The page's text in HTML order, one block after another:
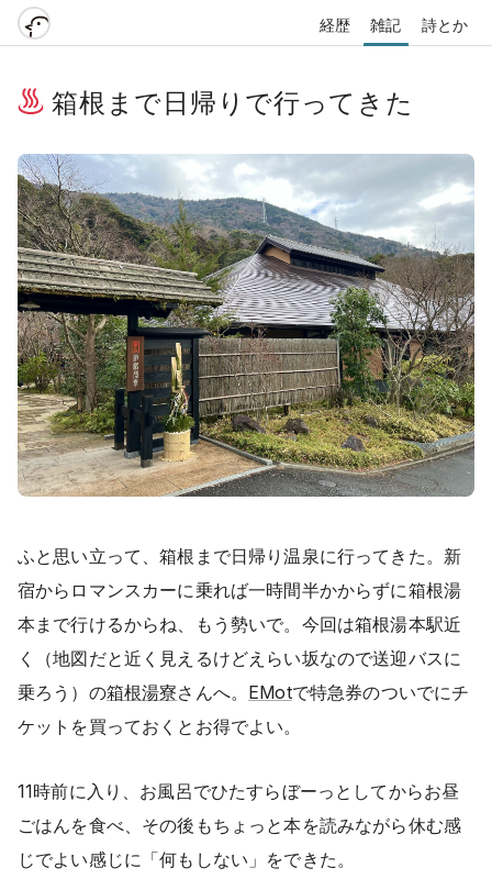
経歴 雑記 詩とか
箱根まで日帰りで行ってきた
ふと思い立って、箱根まで日帰り温泉に行ってきた。新
宿からロマンスカーに乗れば一時間半かからずに箱根湯
本まで行けるからね、もう勢いで。今回は箱根湯本駅近
く（地図だと近く見えるけどえらい坂なので送迎バスに
乗ろう）の箱根湯寮さんへ。 EMotで特急券のついでにチ
ケットを買っておくとお得でよい。
11時前に入り、お風呂でひたすらぼーっとしてからお昼
ごはんを食べ、その後もちょっと本を読みながら休む感
じでよい感じに「何もしない」をできた。